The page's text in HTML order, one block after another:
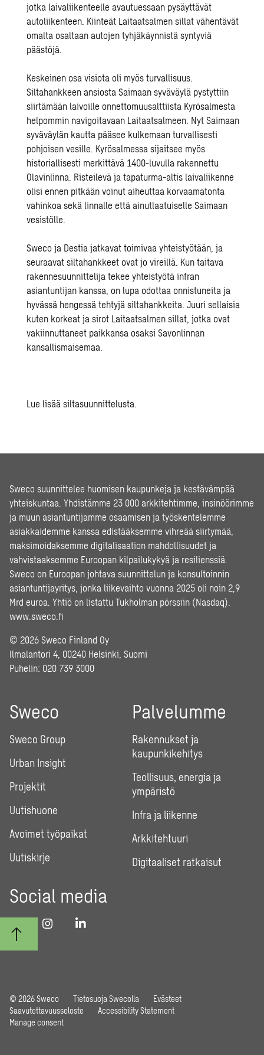
jotka laivaliikenteelle avautuessaan pysäyttävät
autoliikenteen. Kiinteät Laitaatsalmen sillat vähentävät
omalta osaltaan autojen tyhjäkäynnistä syntyviä
päästöjä.
Keskeinen osa visiota oli myös turvallisuus.
Siltahankkeen ansiosta Saimaan syväväylä pystyttiin
siirtämään laivoille onnettomuusalttiista Kyrösalmesta
helpommin navigoitavaan Laitaatsalmeen. Nyt Saimaan
syväväylän kautta pääsee kulkemaan turvallisesti
pohjoisen vesille. Kyrösalmessa sijaitsee myös
historiallisesti merkittävä 1400-luvulla rakennettu
Olavinlinna. Risteilevä ja tapaturma-altis laivaliikenne
olisi ennen pitkään voinut aiheuttaa korvaamatonta
vahinkoa sekä linnalle että ainutlaatuiselle Saimaan
vesistölle.
Sweco ja Destia jatkavat toimivaa yhteistyötään, ja
seuraavat siltahankkeet ovat jo vireillä. Kun taitava
rakennesuunnittelija tekee yhteistyötä infran
asiantuntijan kanssa, on lupa odottaa onnistuneita ja
hyvässä hengessä tehtyjä siltahankkeita. Juuri sellaisia
kuten korkeat ja sirot Laitaatsalmen sillat, jotka ovat
vakiinnuttaneet paikkansa osaksi Savonlinnan
kansallismaisemaa.
Lue lisää siltasuunnittelusta.
Sweco suunnittelee huomisen kaupunkeja ja kestävämpää
yhteiskuntaa. Yhdistämme 23 000 arkkitehtimme, insinöörimme
ja muun asiantuntijamme osaamisen ja työskentelemme
asiakkaidemme kanssa edistääksemme vihreää siirtymää,
maksimoidaksemme digitalisaation mahdollisuudet ja
vahvistaaksemme Euroopan kilpailukykyä ja resilienssiä.
Sweco on Euroopan johtava suunnittelun ja konsultoinnin
asiantuntijayritys, jonka liikevaihto vuonna 2025 oli noin 2,9
Mrd euroa. Yhtiö on listattu Tukholman pörssiin (Nasdaq).
www.sweco.fi
© 2026 Sweco Finland Oy
Ilmalantori 4, 00240 Helsinki, Suomi
Puhelin: 020 739 3000
Sweco
Sweco Group
Urban Insight
Projektit
Uutishuone
Avoimet työpaikat
Uutiskirje
Palvelumme
Rakennukset ja
kaupunkikehitys
Teollisuus, energia ja
ympäristö
Infra ja liikenne
Arkkitehtuuri
Digitaaliset ratkaisut
Social media
© 2026 Sweco Tietosuoja Swecolla
Evästeet
Saavutettavuusseloste
Accessibility Statement
Manage consent